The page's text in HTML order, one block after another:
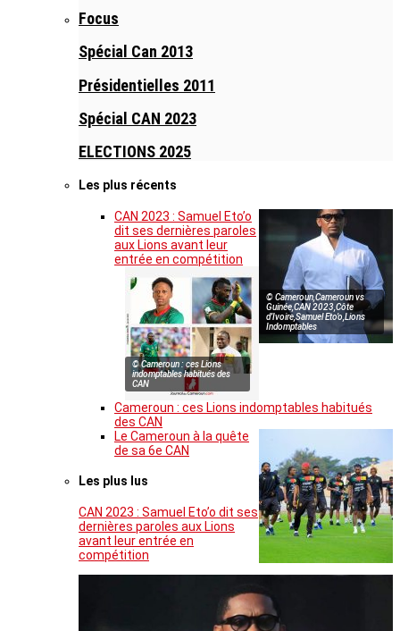
Focus
Spécial Can 2013
Présidentielles 2011
Spécial CAN 2023
ELECTIONS 2025
Les plus récents
© Cameroun,Cameroun vs
Guinée,CAN 2023,Côte
d’Ivoire,Samuel Eto’o,Lions
Indomptables
CAN 2023 : Samuel Eto’o
dit ses dernières paroles
aux Lions avant leur
entrée en compétition
© Cameroun : ces Lions
indomptables habitués des
CAN
Cameroun : ces Lions indomptables habitués
des CAN
Le Cameroun à la quête
de sa 6e CAN
Les plus lus
CAN 2023 : Samuel Eto’o dit ses
dernières paroles aux Lions
avant leur entrée en
compétition